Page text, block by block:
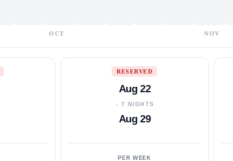
OCT NOV
RESERVED
Aug 22
↓ 7 NIGHTS
Aug 29
PER WEEK